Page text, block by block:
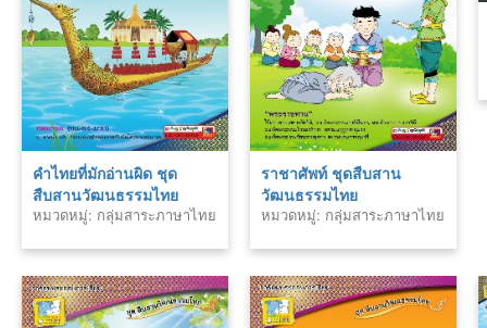
คำไทยที่มักอ่านผิด ชุด
สืบสานวัฒนธรรมไทย
หมวดหมู่: กลุ่มสาระภาษาไทย
ราชาศัพท์ ชุดสืบสาน
วัฒนธรรมไทย
หมวดหมู่: กลุ่มสาระภาษาไทย